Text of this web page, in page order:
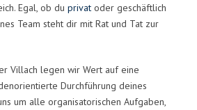
Egal, ob du privat oder geschäftlich
Team steht dir mit Rat und Tat zur
Villach legen wir Wert auf eine
Durchführung deines
um alle organisatorischen Aufgaben,